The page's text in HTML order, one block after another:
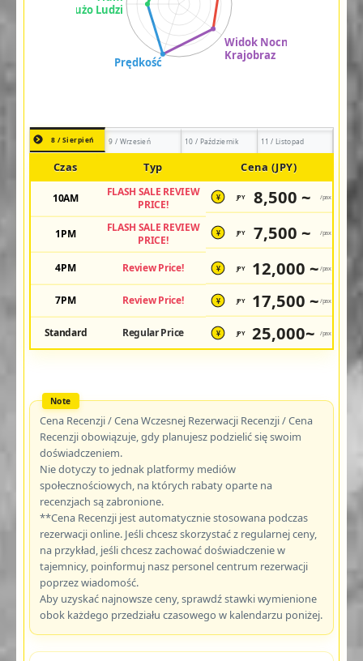
8 / Sierpień 9 / Wrzesień 10 / Październik 11 / Listopad
Czas Typ Cena (JPY)
10AM
FLASH SALE REVIEW
PRICE!
¥ JPY 8,500 ~ /pax
1PM
FLASH SALE REVIEW
PRICE!
¥ JPY 7,500 ~ /pax
4PM Review Price! ¥ JPY 12,000 ~ /pax
7PM Review Price! ¥ JPY 17,500 ~ /pax
Standard Regular Price ¥ JPY 25,000~ /pax
Cena Recenzji / Cena Wczesnej Rezerwacji Recenzji / Cena
Recenzji obowiązuje, gdy planujesz podzielić się swoim
doświadczeniem.
Nie dotyczy to jednak platformy mediów
społecznościowych, na których rabaty oparte na
recenzjach są zabronione.
**Cena Recenzji jest automatycznie stosowana podczas
rezerwacji online. Jeśli chcesz skorzystać z regularnej ceny,
na przykład, jeśli chcesz zachować doświadczenie w
tajemnicy, poinformuj nasz personel centrum rezerwacji
poprzez wiadomość.
Aby uzyskać najnowsze ceny, sprawdź stawki wymienione
obok każdego przedziału czasowego w kalendarzu poniżej.